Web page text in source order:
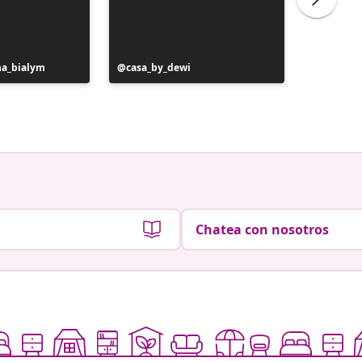
Publicación
realizada
casa_by_dewi
Chatea con nosotros